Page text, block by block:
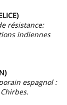
résistance:
indiennes
espagnol :